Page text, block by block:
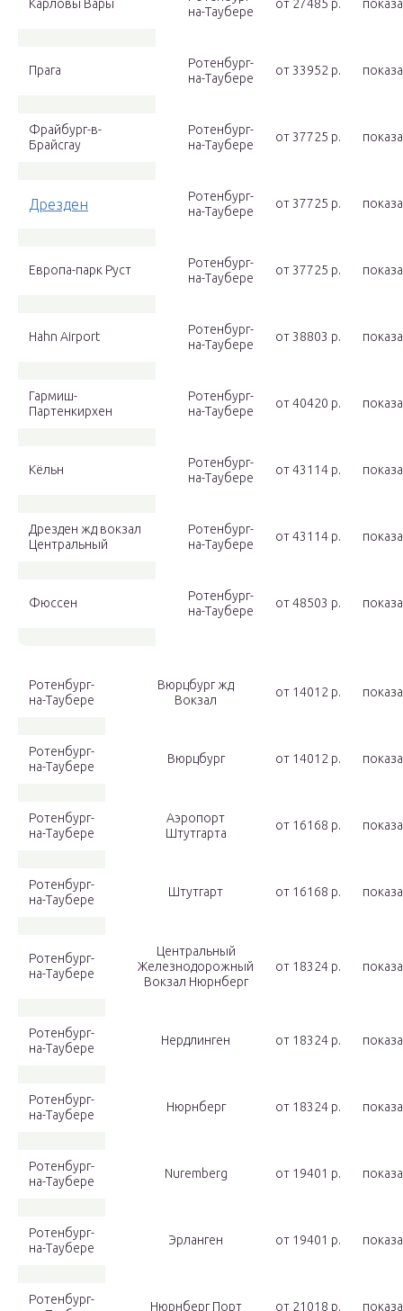
Карловы Вары
на-Таубере
от 27485 p.
Прага
Ротенбург-
на-Таубере
от 33952 p.
Фрайбург-в-
Брайсгау
Ротенбург-
на-Таубере
от 37725 p.
Дрезден
Ротенбург-
на-Таубере
от 37725 p.
Европа-парк Руст
Ротенбург-
на-Таубере
от 37725 p.
Hahn Airport
Ротенбург-
на-Таубере
от 38803 p.
Гармиш-
Партенкирхен
Ротенбург-
на-Таубере
от 40420 p.
Кёльн
Ротенбург-
на-Таубере
от 43114 p.
Дрезден жд вокзал
Центральный
Ротенбург-
на-Таубере
от 43114 p.
Фюссен
Ротенбург-
на-Таубере
от 48503 p.
Ротенбург-
на-Таубере
Вюрцбург жд
Вокзал
от 14012 p.
Ротенбург-
на-Таубере
Вюрцбург от 14012 p.
Ротенбург-
на-Таубере
Аэропорт
Штутгарта
от 16168 p.
Ротенбург-
на-Таубере
Штутгарт от 16168 p.
Ротенбург-
на-Таубере
Центральный
Железнодорожный
Вокзал Нюрнберг
от 18324 p.
Ротенбург-
на-Таубере
Нердлинген от 18324 p.
Ротенбург-
на-Таубере
Нюрнберг от 18324 p.
Ротенбург-
на-Таубере
Nuremberg от 19401 p.
Ротенбург-
на-Таубере
Эрланген от 19401 p.
Ротенбург-
Нюрнберг Порт от 21018 p.